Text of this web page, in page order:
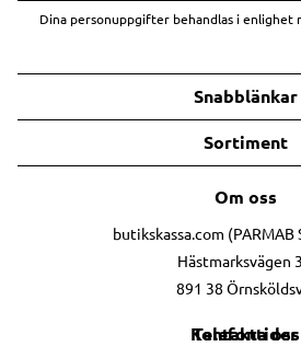
Dina personuppgifter behandlas i enlighet
Om oss
butikskassa.com (PARMAB
Hästmarksvägen
891 38
Kontakta oss
Telefontider
Snabblänkar
Sortiment